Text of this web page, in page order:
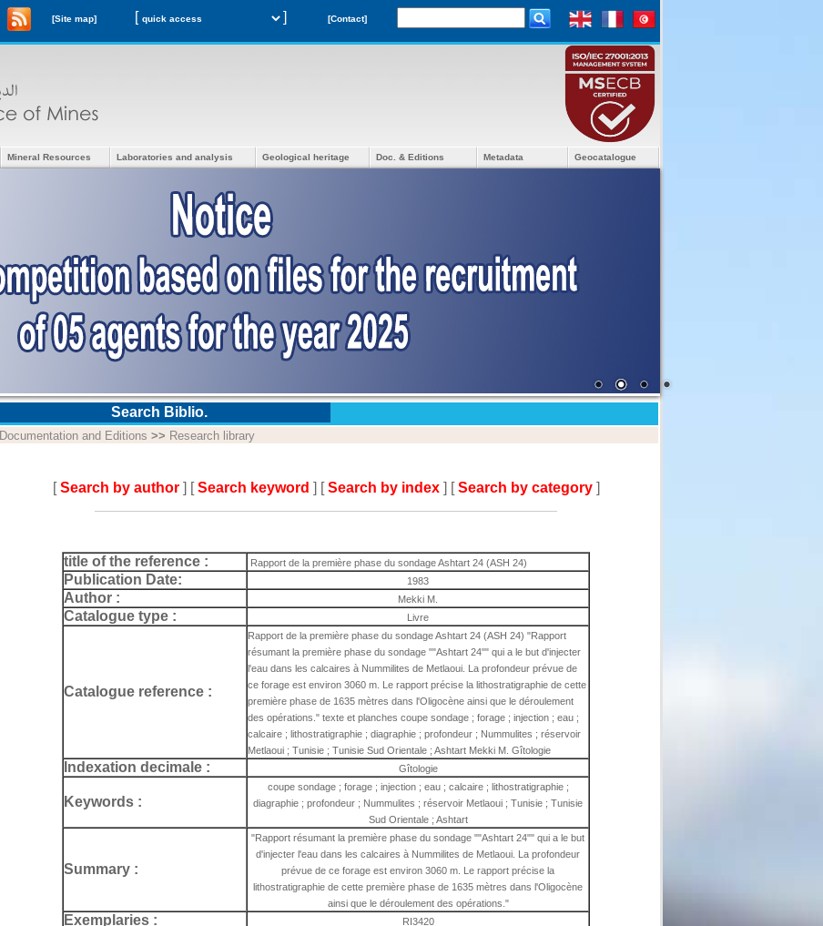
[Site map] [ ] [Contact]
Mineral Resources Laboratories and analysis Geological heritage Doc. & Editions Metadata Geocatalogue
Search Biblio.
Documentation and Editions >> Research library
[Search by author ] [Search keyword ] [Search by index ] [Search by category ]
title of the reference : Rapport de la première phase du sondage Ashtart 24 (ASH 24)
Publication Date: 1983
Author : Mekki M.
Catalogue type : Livre
Catalogue reference :
Rapport de la première phase du sondage Ashtart 24 (ASH 24) "Rapport
résumant la première phase du sondage ""Ashtart 24"" qui a le but d'injecter
l'eau dans les calcaires à Nummilites de Metlaoui. La profondeur prévue de
ce forage est environ 3060 m. Le rapport précise la lithostratigraphie de cette
première phase de 1635 mètres dans l'Oligocène ainsi que le déroulement
des opérations." texte et planches coupe sondage ; forage ; injection ; eau ;
calcaire ; lithostratigraphie ; diagraphie ; profondeur ; Nummulites ; réservoir
Metlaoui ; Tunisie ; Tunisie Sud Orientale ; Ashtart Mekki M. Gîtologie
Indexation decimale : Gîtologie
Keywords :
coupe sondage ; forage ; injection ; eau ; calcaire ; lithostratigraphie ;
diagraphie ; profondeur ; Nummulites ; réservoir Metlaoui ; Tunisie ; Tunisie
Sud Orientale ; Ashtart
Summary :
"Rapport résumant la première phase du sondage ""Ashtart 24"" qui a le but
d'injecter l'eau dans les calcaires à Nummilites de Metlaoui. La profondeur
prévue de ce forage est environ 3060 m. Le rapport précise la
lithostratigraphie de cette première phase de 1635 mètres dans l'Oligocène
ainsi que le déroulement des opérations."
Exemplaries : RI3420